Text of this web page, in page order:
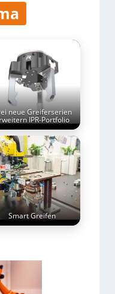
neue Greiferserien
IPR-Portfolio
Smart Greifen